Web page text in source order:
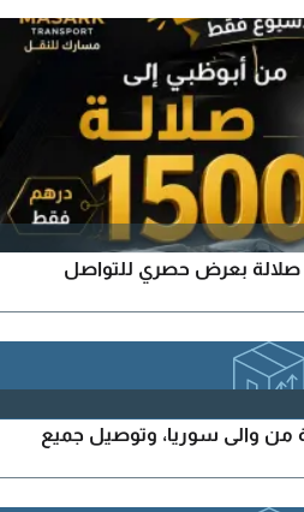
بعرض حصري للتواصل
من والى سوريا، وتوصيل جميع